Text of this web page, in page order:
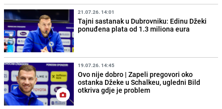
21.07.26. 14:01
Tajni sastanak u Dubrovniku: Edinu Džeki
ponuđena plata od 1.3 miliona eura
19.07.26. 14:45
Ovo nije dobro | Zapeli pregovori oko
ostanka Džeke u Schalkeu, ugledni Bild
otkriva gdje je problem